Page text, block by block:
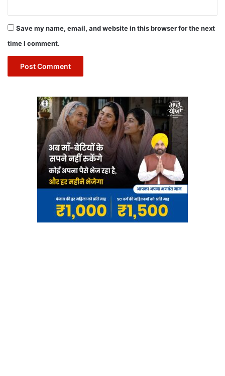
Save my name, email, and website in this browser for the next
time I comment.